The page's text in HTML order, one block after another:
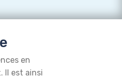
en
Il est ainsi